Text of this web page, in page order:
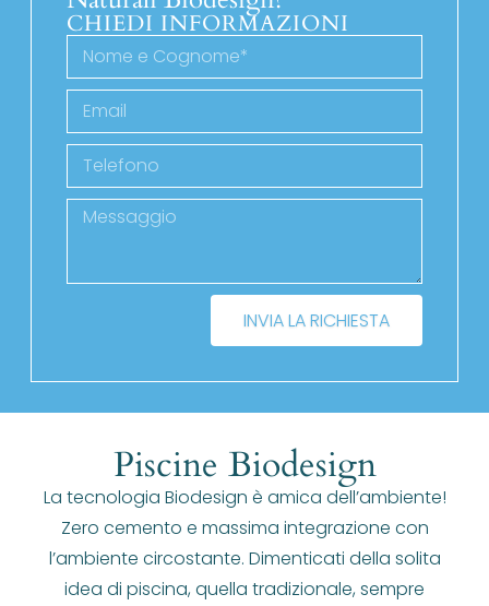
CHIEDI INFORMAZIONI
INVIA LA RICHIESTA
Piscine Biodesign
La tecnologia Biodesign è amica dell’ambiente!
Zero cemento e massima integrazione con
l’ambiente circostante. Dimenticati della solita
idea di piscina, quella tradizionale, sempre